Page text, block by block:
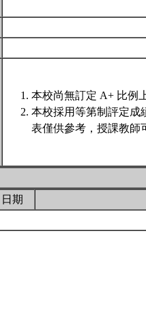
本校尚無訂定 A+ 比例
本校採用等第制評定成
表僅供參考，授課教師
日期